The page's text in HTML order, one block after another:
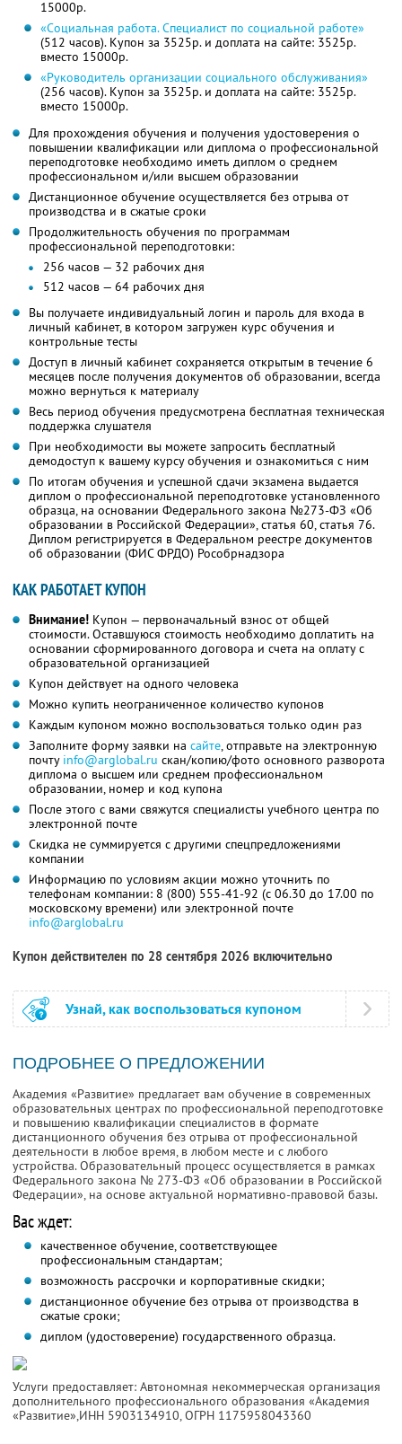
15000р.
«Социальная работа. Специалист по социальной работе»
(512 часов). Купон за 3525р. и доплата на сайте: 3525р.
вместо 15000р.
«Руководитель организации социального обслуживания»
(256 часов). Купон за 3525р. и доплата на сайте: 3525р.
вместо 15000р.
Для прохождения обучения и получения удостоверения о
повышении квалификации или диплома о профессиональной
переподготовке необходимо иметь диплом о среднем
профессиональном и/или высшем образовании
Дистанционное обучение осуществляется без отрыва от
производства и в сжатые сроки
Продолжительность обучения по программам
профессиональной переподготовки:
256 часов — 32 рабочих дня
512 часов — 64 рабочих дня
Вы получаете индивидуальный логин и пароль для входа в
личный кабинет, в котором загружен курс обучения и
контрольные тесты
Доступ в личный кабинет сохраняется открытым в течение 6
месяцев после получения документов об образовании, всегда
можно вернуться к материалу
Весь период обучения предусмотрена бесплатная техническая
поддержка слушателя
При необходимости вы можете запросить бесплатный
демодоступ к вашему курсу обучения и ознакомиться с ним
По итогам обучения и успешной сдачи экзамена выдается
диплом о профессиональной переподготовке установленного
образца, на основании Федерального закона №273-ФЗ «Об
образовании в Российской Федерации», статья 60, статья 76.
Диплом регистрируется в Федеральном реестре документов
об образовании (ФИС ФРДО) Рособрнадзора
КАК РАБОТАЕТ КУПОН
Внимание! Купон — первоначальный взнос от общей
стоимости. Оставшуюся стоимость необходимо доплатить на
основании сформированного договора и счета на оплату с
образовательной организацией
Купон действует на одного человека
Можно купить неограниченное количество купонов
Каждым купоном можно воспользоваться только один раз
Заполните форму заявки на сайте, отправьте на электронную
почту info@arglobal.ru скан/копию/фото основного разворота
диплома о высшем или среднем профессиональном
образовании, номер и код купона
После этого с вами свяжутся специалисты учебного центра по
электронной почте
Скидка не суммируется с другими спецпредложениями
компании
Информацию по условиям акции можно уточнить по
телефонам компании: 8 (800) 555-41-92 (с 06.30 до 17.00 по
московскому времени) или электронной почте
info@arglobal.ru
Купон действителен по 28 сентября 2026 включительно
Узнай, как воспользоваться купоном
ПОДРОБНЕЕ О ПРЕДЛОЖЕНИИ
Академия «Развитие» предлагает вам обучение в современных
образовательных центрах по профессиональной переподготовке
и повышению квалификации специалистов в формате
дистанционного обучения без отрыва от профессиональной
деятельности в любое время, в любом месте и с любого
устройства. Образовательный процесс осуществляется в рамках
Федерального закона № 273-ФЗ «Об образовании в Российской
Федерации», на основе актуальной нормативно-правовой базы.
Вас ждет:
качественное обучение, соответствующее
профессиональным стандартам;
возможность рассрочки и корпоративные скидки;
дистанционное обучение без отрыва от производства в
сжатые сроки;
диплом (удостоверение) государственного образца.
Услуги предоставляет: Автономная некоммерческая организация
дополнительного профессионального образования «Академия
«Развитие»,ИНН 5903134910, ОГРН 1175958043360